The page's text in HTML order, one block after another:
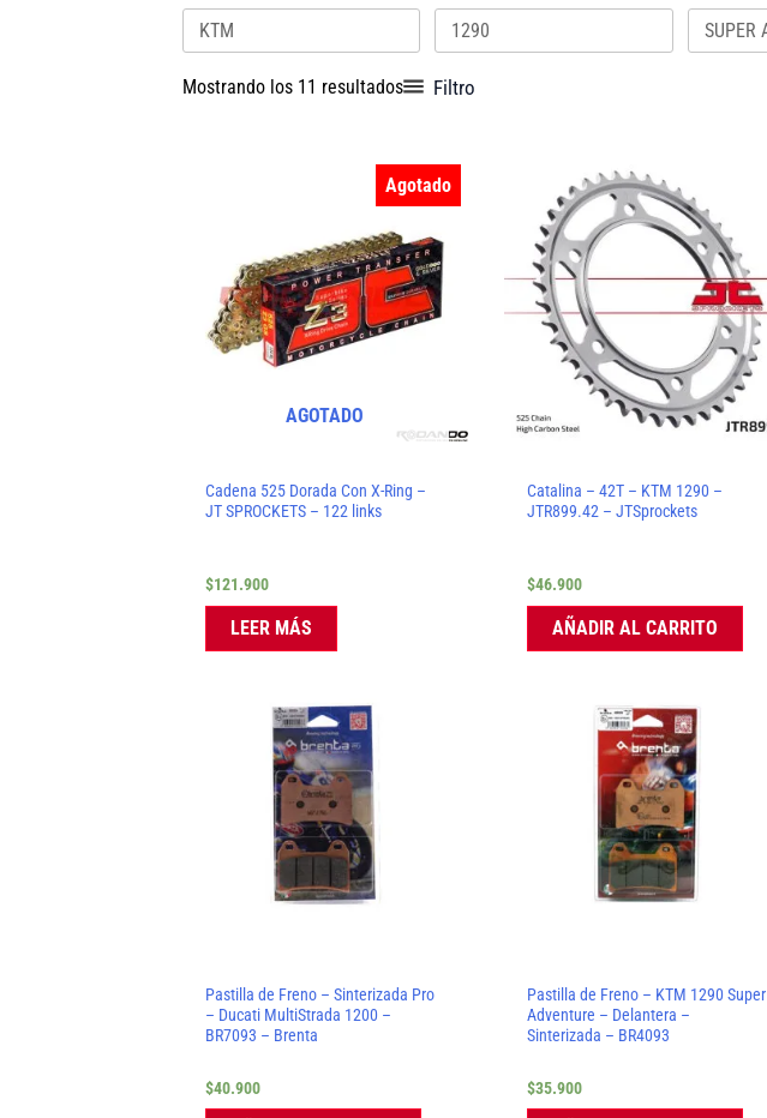
Mostrando los 11 resultados
por
últimos
Filtro
Agotado
AGOTADO
Cadena 525 Dorada Con X-Ring –
JT SPROCKETS – 122 links
$121.900
LEER MÁS
Catalina – 42T – KTM 1290 –
JTR899.42 – JTSprockets
$46.900
AÑADIR AL CARRITO
Pastilla de Freno – Sinterizada Pro
– Ducati MultiStrada 1200 –
BR7093 – Brenta
$40.900
Pastilla de Freno – KTM 1290 Super
Adventure – Delantera –
Sinterizada – BR4093
$35.900